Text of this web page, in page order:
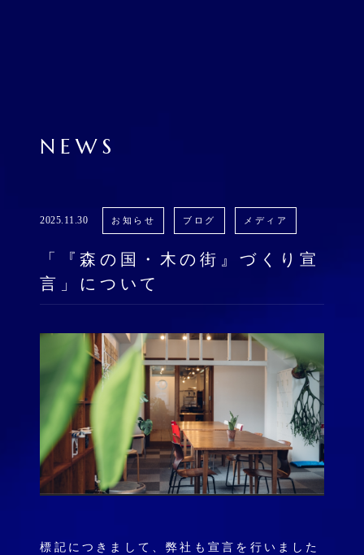
NEWS
2025.11.30 お知らせ ブログ メディア
「『森の国・木の街』づくり宣
言」について
標記につきまして、弊社も宣言を行いました